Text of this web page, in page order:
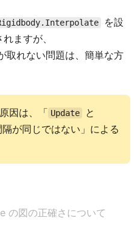
を設
ますが、
取れない問題は、簡単な方
因は、「 Update と
が同じではない」による
図の正確さについて